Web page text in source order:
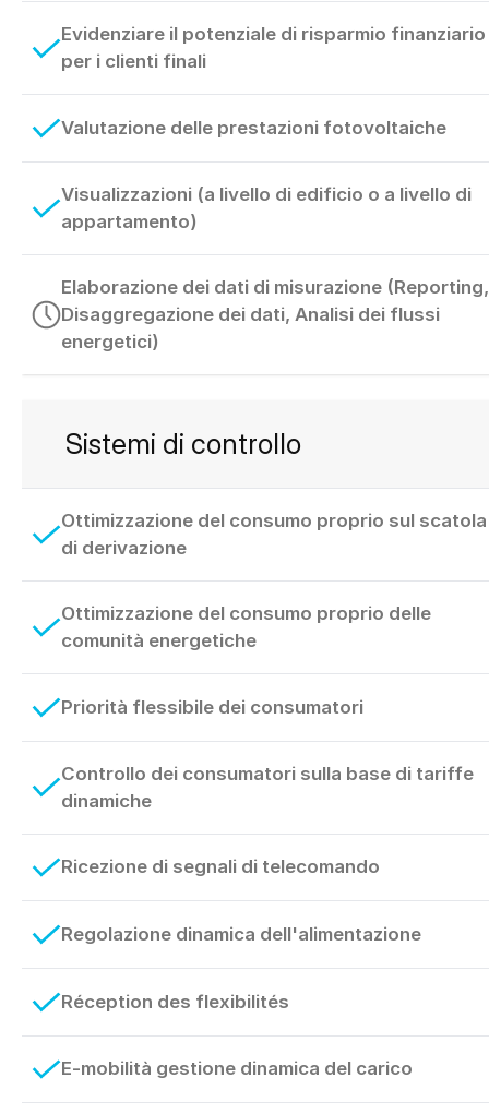
Evidenziare il potenziale di risparmio finanziario
per i clienti finali
Valutazione delle prestazioni fotovoltaiche
Visualizzazioni (a livello di edificio o a livello di
appartamento)
Elaborazione dei dati di misurazione (Reporting,
Disaggregazione dei dati, Analisi dei flussi
energetici)
Sistemi di controllo
Ottimizzazione del consumo proprio sul scatola
di derivazione
Ottimizzazione del consumo proprio delle
comunità energetiche
Priorità flessibile dei consumatori
Controllo dei consumatori sulla base di tariffe
dinamiche
Ricezione di segnali di telecomando
Regolazione dinamica dell'alimentazione
Réception des flexibilités
E-mobilità gestione dinamica del carico